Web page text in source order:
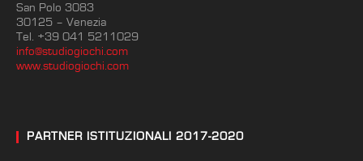
San Polo 3083
30125 – Venezia
Tel. +39 041 5211029
info@studiogiochi.com
www.studiogiochi.com
PARTNER ISTITUZIONALI 2017-2020